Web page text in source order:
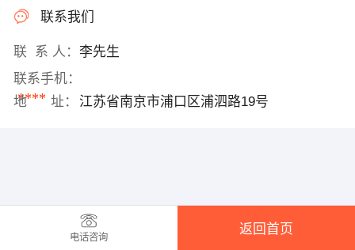
联系我们
联 系 人： 李先生
联系手机：
****
地 址： 江苏省南京市浦口区浦泗路19号
电话咨询
返回首页